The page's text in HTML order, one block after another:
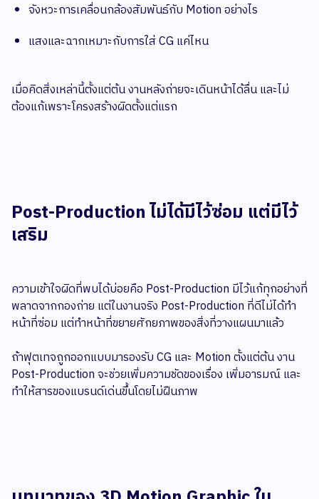
จังหวะการเคลื่อนกล้องสัมพันธ์กับ Motion อย่างไร
แสงและฉากเหมาะกับการใส่ CG แค่ไหน
เมื่อคิดสิ่งเหล่านี้ตั้งแต่ต้น งานหลังถ่ายจะเดินหน้าได้ลื่น และไม่
ต้องแก้เพราะโครงสร้างผิดตั้งแต่แรก
Post-Production ไม่ได้มีไว้ซ่อม แต่มีไว้
เสริม
ความเข้าใจผิดที่พบได้บ่อยคือ Post-Production มีไว้แก้ทุกอย่างที่
พลาดจากกองถ่าย แต่ในงานจริง Post-Production ที่ดีไม่ได้ทำ
หน้าที่ซ่อม แต่ทำหน้าที่ขยายศักยภาพของสิ่งที่วางแผนมาแล้ว
ถ้าฟุตเทจถูกออกแบบมารองรับ CG และ Motion ตั้งแต่ต้น งาน
Post-Production จะช่วยเพิ่มความชัดของเรื่อง เพิ่มอารมณ์ และ
ทำให้สารของแบรนด์เด่นขึ้นโดยไม่ฝืนภาพ